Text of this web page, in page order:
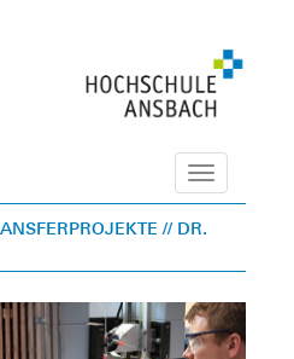
Navigation
// DR.